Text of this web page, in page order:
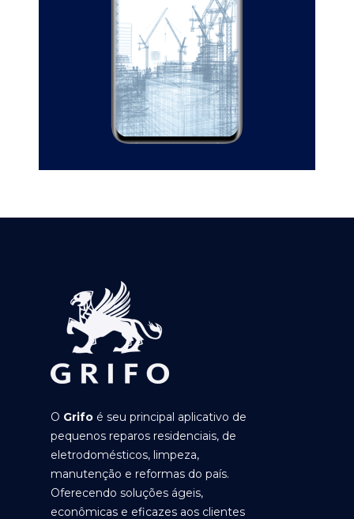
O Grifo é seu principal aplicativo de
pequenos reparos residenciais, de
eletrodomésticos, limpeza,
manutenção e reformas do país.
Oferecendo soluções ágeis,
econômicas e eficazes aos clientes